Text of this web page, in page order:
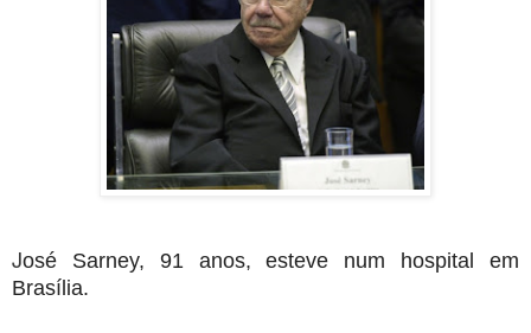
José Sarney, 91 anos, esteve num hospital em
Brasília.